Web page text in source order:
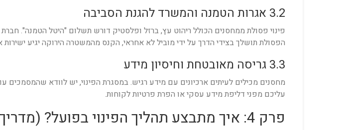
3.2 אגרות הטמנה והמשרד להגנת הסביבה
פינוי פסולת ממחסנים הכולל ריהוט עץ, ברזל ופלסטיק דורש תשלום "היטל הטמנה".
הפסולת תושלך בצידי הדרך על ידי מוביל לא אחראי, הקנס מהמשטרה הירוקה יגיע
3.3 גריסה מאובטחת וחיסיון מידע
מחסנים מכילים לעיתים ארכיונים עם מידע רגיש. במסגרת הפינוי, יש לוודא
עליכם מפני דליפת מידע עסקי או הפרת פרטיות לקוחות.
פרק 4: איך מתבצע תהליך הפינוי בפועל? (מדריך צעד אחר צעד)